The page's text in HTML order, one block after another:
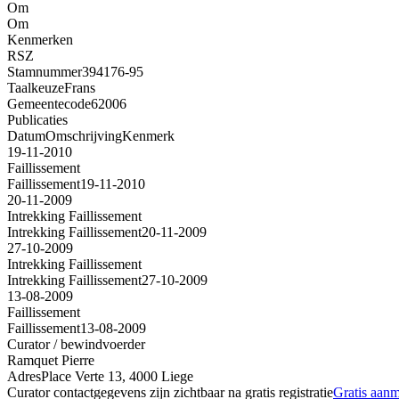
Om
Om
Kenmerken
RSZ
Stamnummer394176-95
TaalkeuzeFrans
Gemeentecode62006
Publicaties
DatumOmschrijvingKenmerk
19-11-2010
Faillissement
Faillissement19-11-2010
20-11-2009
Intrekking Faillissement
Intrekking Faillissement20-11-2009
27-10-2009
Intrekking Faillissement
Intrekking Faillissement27-10-2009
13-08-2009
Faillissement
Faillissement13-08-2009
Curator / bewindvoerder
Ramquet Pierre
AdresPlace Verte 13, 4000 Liege
Curator contactgegevens zijn zichtbaar na gratis registratieGratis